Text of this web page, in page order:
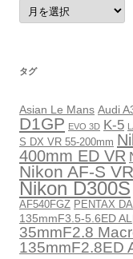
ア
ー
カ
タグ
Asian Le Mans Audi
D1GP EVO 3D K-5
S DX VR 55-200mm
400mm ED VR
Nikon AF-S
Nikon D300S
AF540FGZ PENTAX
135mmF3.5-5.6ED
35mmF2.8
135mmF2.8ED